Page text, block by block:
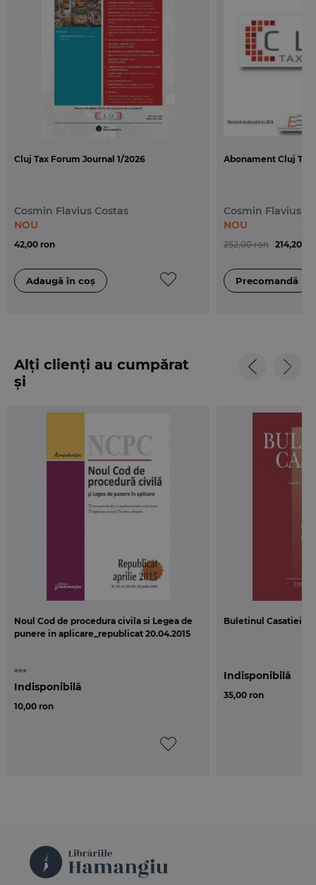
Pe langa Cuprins, revista Buletinul Curtilor de Apel
pune la dispozitia cititorilor urmatoarele
instrumente de cautare:
- Index alfabetic – cu trimitere la numerele
marginale ale deciziilor;
- Lista deciziilor pe sectii – cu trimitere la numarul
Cluj Tax Forum Journal 1/2026
Cosmin Flavius Costas
42,00 ron
NOU
Abonament Cluj Tax
Cosmin Flavius
252,00 ron 214,20
NOU
Alți clienți au cumpărat
și
Noul Cod de procedura civila si Legea de
punere in aplicare_republicat 20.04.2015
***
10,00 ron
Indisponibilă
Buletinul Casatiei,
35,00 ron
Indisponibilă